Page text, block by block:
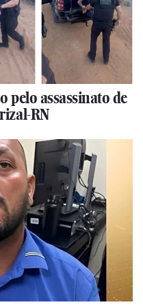
pelo assassinato de
RN